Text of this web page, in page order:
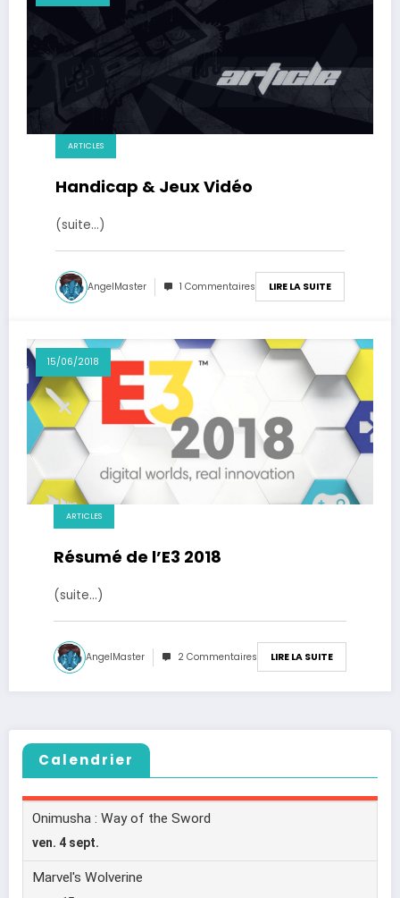
ARTICLES
Handicap & Jeux Vidéo
(suite…)
AngelMaster 1 Commentaires LIRE LA SUITE
15/06/2018
ARTICLES
Résumé de l’E3 2018
(suite…)
AngelMaster 2 Commentaires LIRE LA SUITE
Calendrier